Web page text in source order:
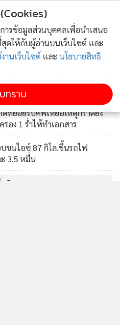
อกหมายจับลูกชายที่ก่อเหตุดัง
รสอบสวนก่อนว่า พฤติกรรมเข้า
เรื่องใดบ้าง ซึ่งจะดำเนินคดี
วน สน.บางเขน ให้เตรียมจับกุม
การ สว.สส.สน.บางเขน และ
กำลังไปยังห้องพักของคุณยาย
ว้ได้ ขณะกำลังนอนพักผ่อนอยู่
ยร่างกาย และคุกคามทางเพศแม่
ละเสพกัญชาเป็นประจำ จนเกิด
สิ่งที่ทำลงไปพร้อมยอมรับ
ตรวจค้นห้องพักพบกัญชาจำนวน
ด
ญาตให้ครูพกปืน จี้ ศธ.ทบทวน
ไป
ทยอยรับศพเหยื่อเหตุกราดยิง
อง 1 ร่ำไห้ทำเอกสาร
บขนไอซ์ 87 กิโล.ขึ้นรถไฟ
3.5 หมื่น
ในหมวด
ารข้อมูลส่วนบุคคลเพื่อนำเสนอ
ดให้กับผู้อ่านบนเว็บไซต์ และ
านเว็บไซต์ และ นโยบายสิทธิ
ทราบ